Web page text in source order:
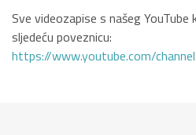
Sve videozapise s našeg
sljedeću poveznicu:
https://www.youtube.com/